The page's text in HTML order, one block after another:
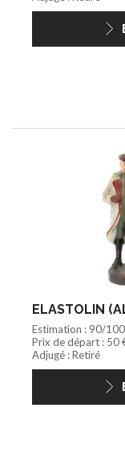
ELASTOLIN
Estimation : 90/
Prix de départ : 50
Adjugé : Retiré